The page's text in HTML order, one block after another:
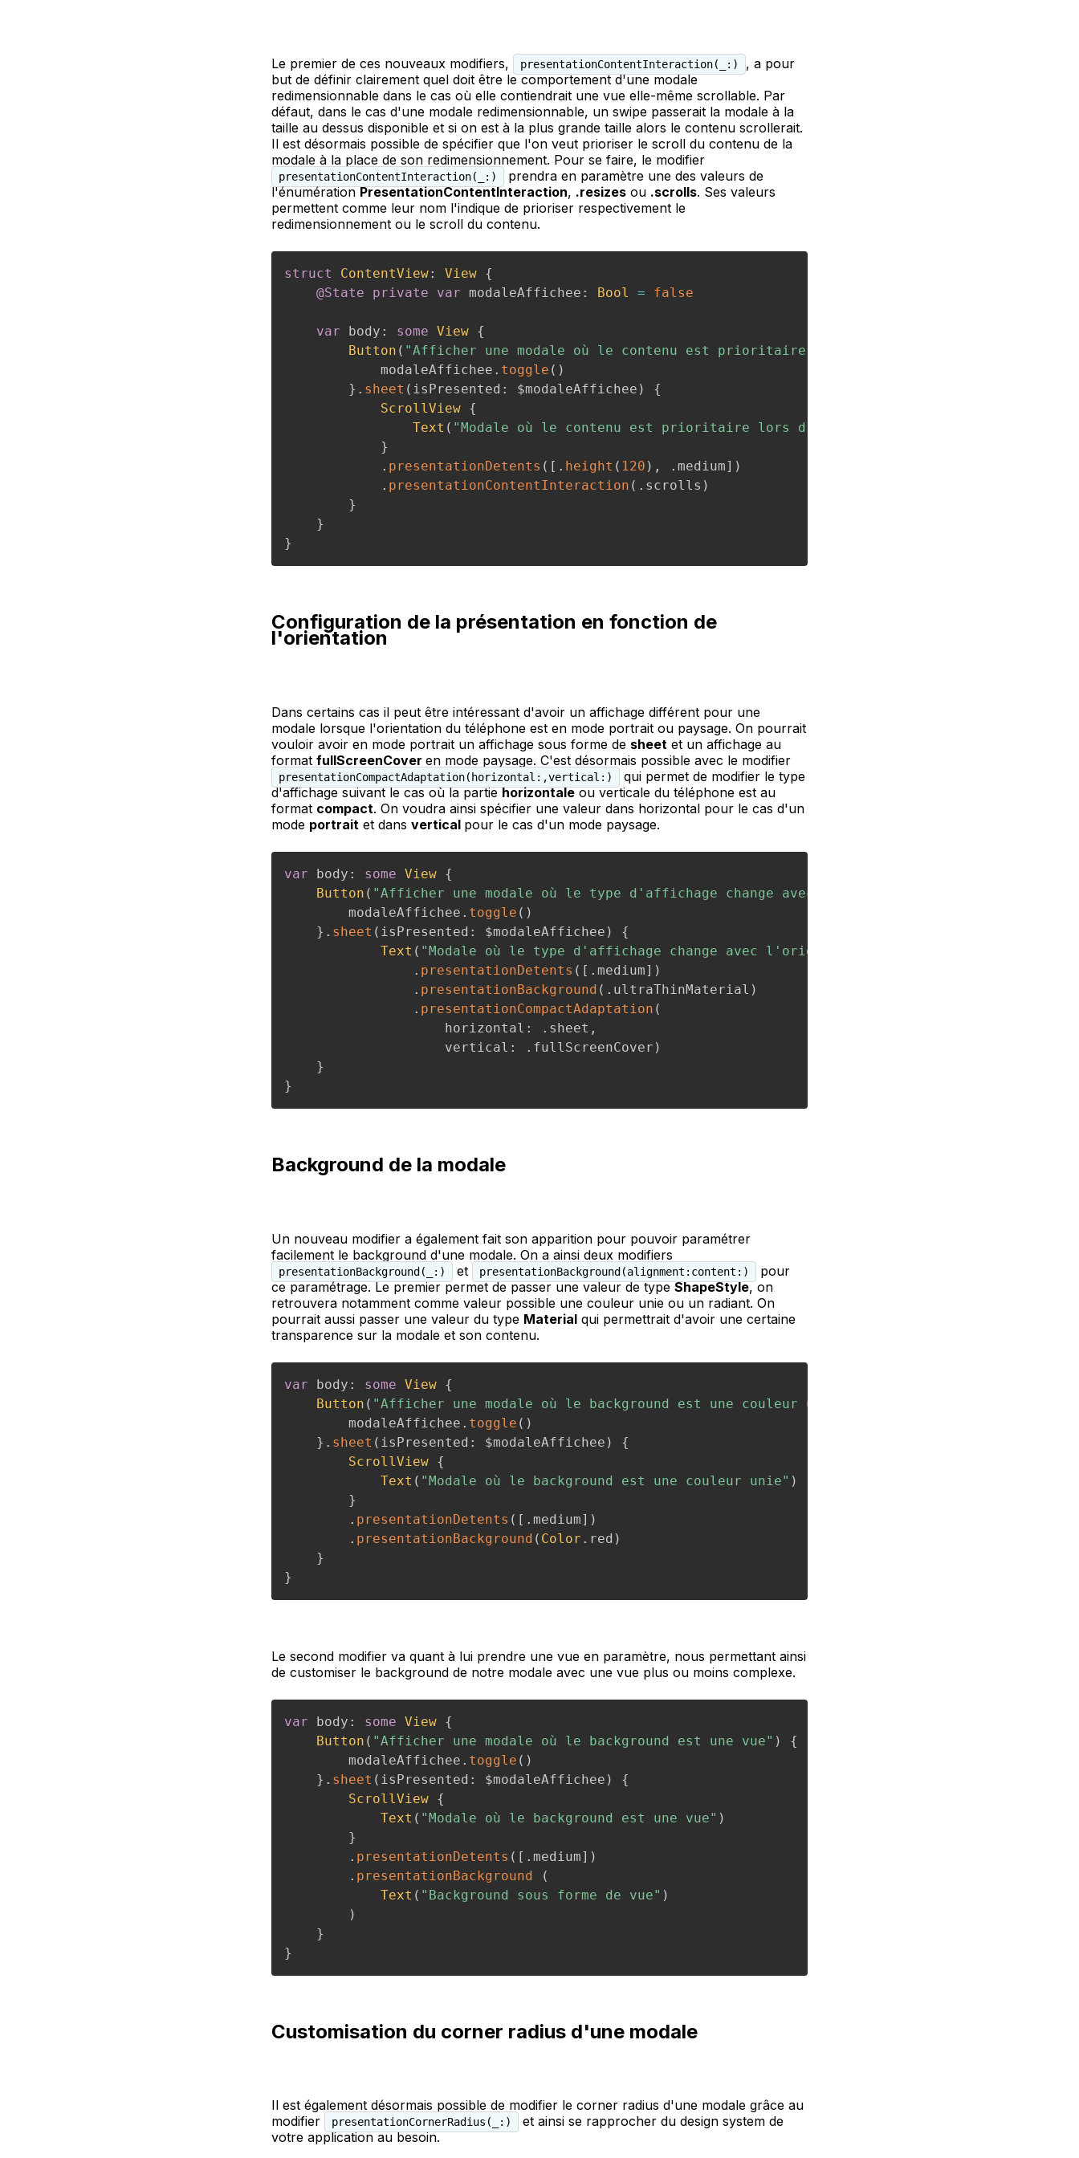
Le premier de ces nouveaux modifiers, presentationContentInteraction(_:)
, a pour
but de définir clairement quel doit être le comportement d'une modale
redimensionnable dans le cas où elle contiendrait une vue elle-même scrollable. Par
défaut, dans le cas d'une modale redimensionnable, un swipe passerait la modale à la
taille au dessus disponible et si on est à la plus grande taille alors le contenu scrollerait.
Il est désormais possible de spécifier que l'on veut prioriser le scroll du contenu de la
modale à la place de son redimensionnement. Pour se faire, le modifier
presentationContentInteraction(_:)
prendra en paramètre une des valeurs de
l'énumérationPresentationContentInteraction, .resizes ou .scrolls. Ses valeurs
permettent comme leur nom l'indique de prioriser respectivement le
redimensionnement ou le scroll du contenu.
struct ContentView: View {
@State
private var modaleAffichee : Bool = false
var body : some View {
Button ( "Afficher une modale où le contenu est prioritaire lors d'un swipe sur la modale"
            modaleAffichee
. toggle ( )
} . sheet ( isPresented : $modaleAffichee )
{
ScrollView {
Text ( "Modale où le contenu est prioritaire lors d'un swipe sur la modale"
}
. presentationDetents ( [ . height ( 120 ) , . medium] )
. presentationContentInteraction ( . scrolls )
}
}
}
Configuration de la présentation en fonction de
l'orientation
Dans certains cas il peut être intéressant d'avoir un affichage différent pour une
modale lorsque l'orientation du téléphone est en mode portrait ou paysage. On pourrait
vouloir avoir en mode portrait un affichage sous forme de sheet et un affichage au
format fullScreenCover en mode paysage. C'est désormais possible avec le modifier
presentationCompactAdaptation(horizontal:,vertical:)
qui permet de modifier le type
d'affichage suivant le cas où la partiehorizontaleou verticale du téléphone est au
format compact. On voudra ainsi spécifier une valeur dans horizontal pour le cas d'un
mode portrait et dans vertical pour le cas d'un mode paysage.
var body : some View {
Button ( "Afficher une modale où le type d'affichage change avec l'orientation"
        modaleAffichee
. toggle ( )
} . sheet ( isPresented : $modaleAffichee )
{
Text ( "Modale où le type d'affichage change avec l'orientation"
. presentationDetents ( [ . medium] )
. presentationBackground ( . ultraThinMaterial )
. presentationCompactAdaptation (
                    horizontal
: . sheet ,
                    vertical
: . fullScreenCover )
}
}
Background de la modale
Un nouveau modifier a également fait son apparition pour pouvoir paramétrer
facilement le background d'une modale. On a ainsi deux modifiers
presentationBackground(_:) et presentationBackground(alignment:content:)
pour
ce paramétrage. Le premier permet de passer une valeur de typeShapeStyle, on
retrouvera notamment comme valeur possible une couleur unie ou un radiant. On
pourrait aussi passer une valeur du type Material qui permettrait d'avoir une certaine
transparence sur la modale et son contenu.
var body : some View {
Button ( "Afficher une modale où le background est une couleur unie"
        modaleAffichee
. toggle ( )
} . sheet ( isPresented : $modaleAffichee )
{
ScrollView {
Text ( "Modale où le background est une couleur unie" )
}
. presentationDetents ( [ . medium] )
. presentationBackground ( Color . red )
}
}
Le second modifier va quant à lui prendre une vue en paramètre, nous permettant ainsi
de customiser le background de notre modale avec une vue plus ou moins complexe.
var body : some View {
Button ( "Afficher une modale où le background est une vue" )
{
        modaleAffichee
. toggle ( )
} . sheet ( isPresented : $modaleAffichee )
{
ScrollView {
Text ( "Modale où le background est une vue" )
}
. presentationDetents ( [ . medium] )
. presentationBackground
(
Text ( "Background sous forme de vue" )
)
}
}
Customisation du corner radius d'une modale
Il est également désormais possible de modifier le corner radius d'une modale grâce au
modifier
presentationCornerRadius(_:)
et ainsi se rapprocher du design system de
votre application au besoin.